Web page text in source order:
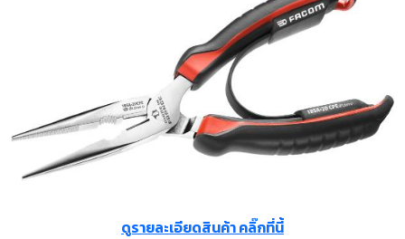
ดูรายละเอียดสินค้า คลิ๊กที่นี้